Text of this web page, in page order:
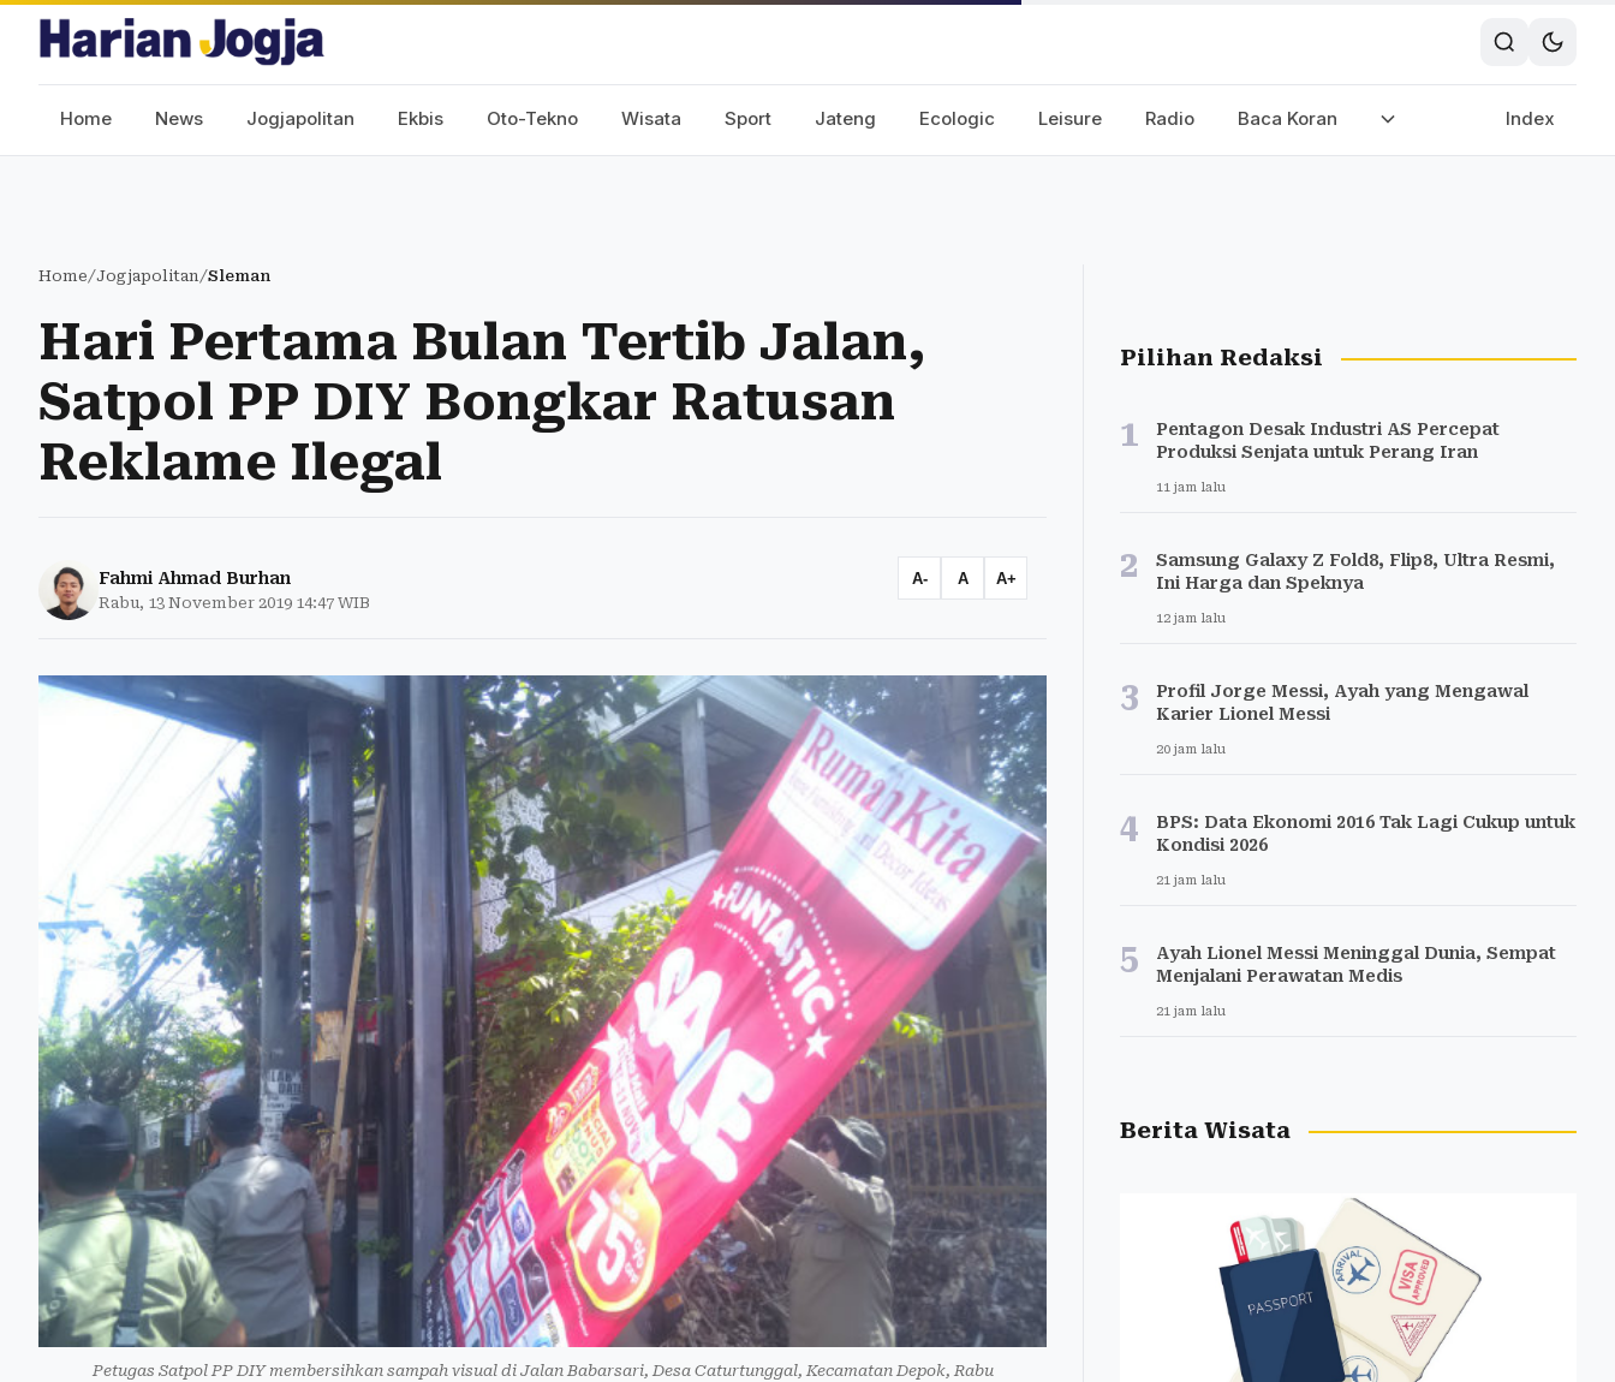
Home News Jogjapolitan Ekbis Oto-Tekno Wisata Sport Jateng Ecologic Leisure Radio Baca Koran Index
Home/Jogjapolitan/Sleman
Hari Pertama Bulan Tertib Jalan,
Satpol PP DIY Bongkar Ratusan
Reklame Ilegal
Fahmi Ahmad Burhan
Rabu, 13 November 2019 14:47 WIB
A- A A+
Petugas Satpol PP DIY membersihkan sampah visual di Jalan Babarsari, Desa Caturtunggal, Kecamatan Depok, Rabu
Pilihan Redaksi
1
Pentagon Desak Industri AS Percepat
Produksi Senjata untuk Perang Iran
11 jam lalu
2
Samsung Galaxy Z Fold8, Flip8, Ultra Resmi,
Ini Harga dan Speknya
12 jam lalu
3
Profil Jorge Messi, Ayah yang Mengawal
Karier Lionel Messi
20 jam lalu
4
BPS: Data Ekonomi 2016 Tak Lagi Cukup untuk
Kondisi 2026
21 jam lalu
5
Ayah Lionel Messi Meninggal Dunia, Sempat
Menjalani Perawatan Medis
21 jam lalu
Berita Wisata